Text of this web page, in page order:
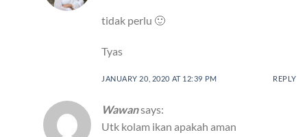
tidak perlu 🙂
Tyas
JANUARY 20, 2020 AT 12:39 PM REPLY
Wawansays:
Utk kolam ikan apakah aman